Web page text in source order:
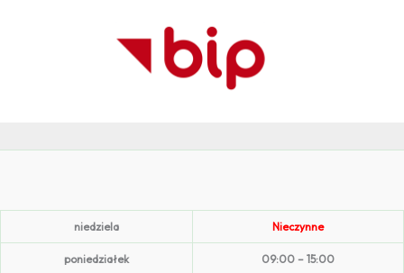
niedziela Nieczynne
poniedziałek 09:00 – 15:00